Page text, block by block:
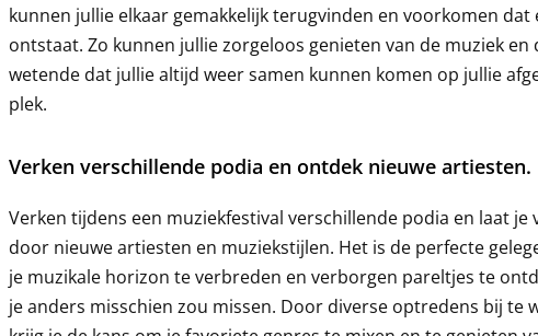
kunnen jullie elkaar gemakkelijk terugvinden en voorkomen dat
ontstaat. Zo kunnen jullie zorgeloos genieten van de muziek en
wetende dat jullie altijd weer samen kunnen komen op jullie
plek.
Verken verschillende podia en ontdek nieuwe artiesten.
Verken tijdens een muziekfestival verschillende podia en laat je
door nieuwe artiesten en muziekstijlen. Het is de perfecte
je muzikale horizon te verbreden en verborgen pareltjes te
je anders misschien zou missen. Door diverse optredens bij te